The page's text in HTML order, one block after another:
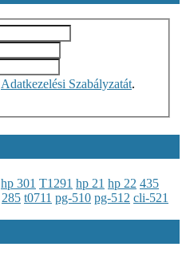
Adatkezelési Szabályzatát.
hp 301 T1291 hp 21 hp 22 435
285 t0711 pg-510 pg-512 cli-521